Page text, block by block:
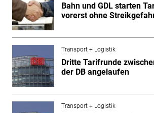
Bahn und GDL starten
vorerst ohne
Transport + Logistik
Dritte Tarifrunde
der DB angelaufen
Transport + Logistik